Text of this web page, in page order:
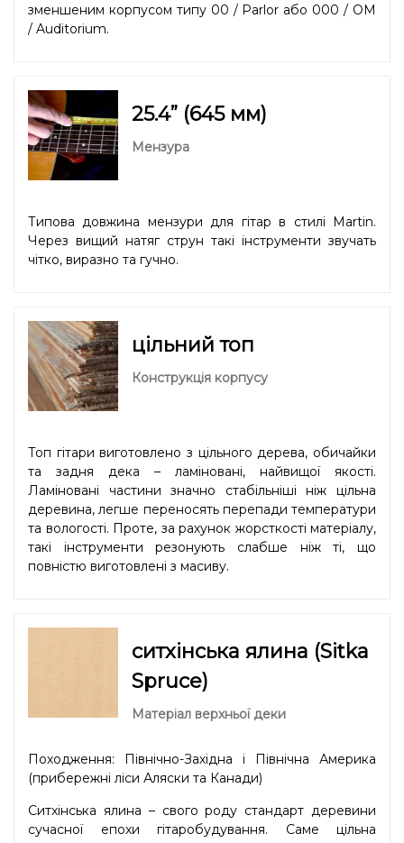
зменшеним корпусом типу 00 / Parlor або 000 / OM
/ Auditorium.
25.4” (645 мм)
Мензура
Типова довжина мензури для гітар в стилі Martin.
Через вищий натяг струн такі інструменти звучать
чітко, виразно та гучно.
цільний топ
Конструкція корпусу
Топ гітари виготовлено з цільного дерева, обичайки
та задня дека – ламіновані, найвищої якості.
Ламіновані частини значно стабільніші ніж цільна
деревина, легше переносять перепади температури
та вологості. Проте, за рахунок жорсткості матеріалу,
такі інструменти резонують слабше ніж ті, що
повністю виготовлені з масиву.
ситхінська ялина (Sitka
Spruce)
Матеріал верхньої деки
Походження: Північно-Західна і Північна Америка
(прибережні ліси Аляски та Канади)
Ситхінська ялина – свого роду стандарт деревини
сучасної епохи гітаробудування. Саме цільна